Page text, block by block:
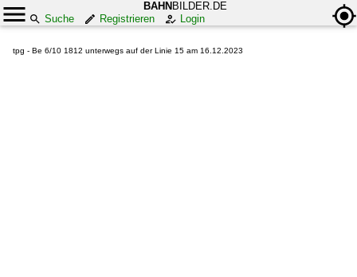
BAHN BILDER.DE
Suche
Registrieren Login
tpg - Be 6/10 1812 unterwegs auf der Linie 15 am 16.12.2023